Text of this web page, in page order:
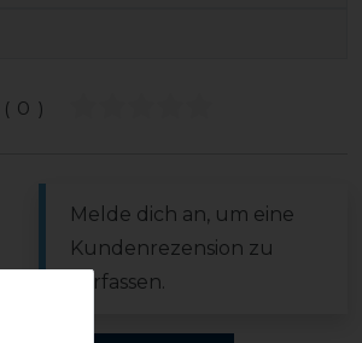
(0)
Melde dich an, um eine
Kundenrezension zu
verfassen.